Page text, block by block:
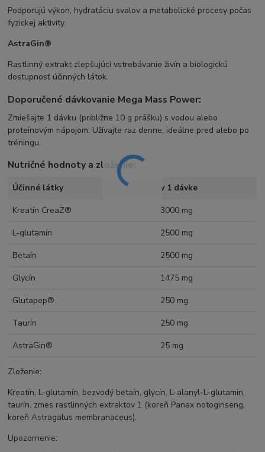
Podporujú výkon, hydratáciu svalov a metabolické procesy počas
fyzickej aktivity.
AstraGin®
Rastlinný extrakt zlepšujúci vstrebávanie živín a biologickú
dostupnosť účinných látok.
Doporučené dávkovanie Mega Mass Power:
Zmiešajte 1 dávku (približne 10 g prášku) s vodou alebo
proteínovým nápojom. Užívajte raz denne, ideálne pred alebo po
tréningu.
Nutričné hodnoty a zloženie:
Účinné látky
v 1 dávke
Kreatín CreaZ®
3000 mg
L-glutamín
2500 mg
Betaín
2500 mg
Glycín
1475 mg
Glutapep®
250 mg
Taurín
250 mg
AstraGin®
25 mg
Zloženie:
Kreatín, L-glutamín, bezvodý betaín, glycín, L-alanyl-L-glutamín,
taurín, zmes rastlinných extraktov 1 (koreň Panax notoginseng,
koreň Astragalus membranaceus).
Upozornenie: